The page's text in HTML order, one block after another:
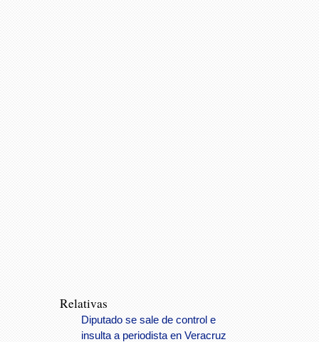
Relativas
Diputado se sale de control e
insulta a periodista en Veracruz